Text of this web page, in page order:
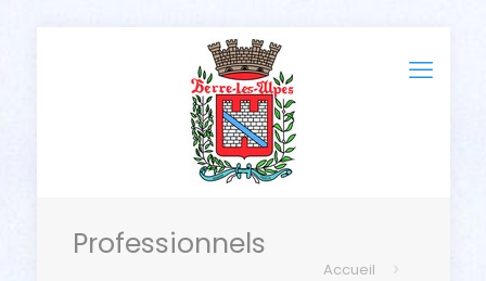
Professionnels
Accueil